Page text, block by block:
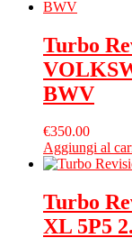
Turbo
BWV
€350.00
Aggiungi al
Turbo
XL 5P5